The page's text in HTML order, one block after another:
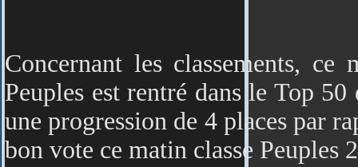
Concernant les classements,
Peuples est rentré dans le Top
une progression de 4 places par
bon vote ce matin classe Peuples